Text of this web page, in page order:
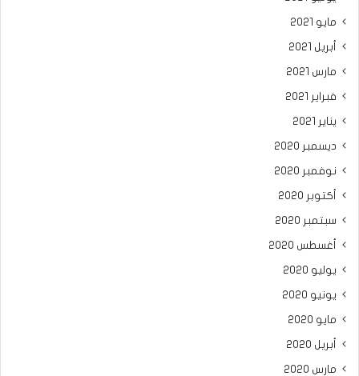
مايو 2021
أبريل 2021
مارس 2021
فبراير 2021
يناير 2021
ديسمبر 2020
نوفمبر 2020
أكتوبر 2020
سبتمبر 2020
أغسطس 2020
يوليو 2020
يونيو 2020
مايو 2020
أبريل 2020
مارس 2020